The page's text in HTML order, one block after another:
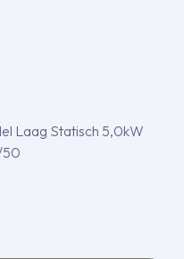
Laag Statisch 5,0kW
50